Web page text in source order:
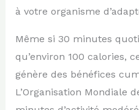
à votre organisme
Même si 30 minutes
qu’environ 100 calories,
génère des bénéfices
L’Organisation Mondiale